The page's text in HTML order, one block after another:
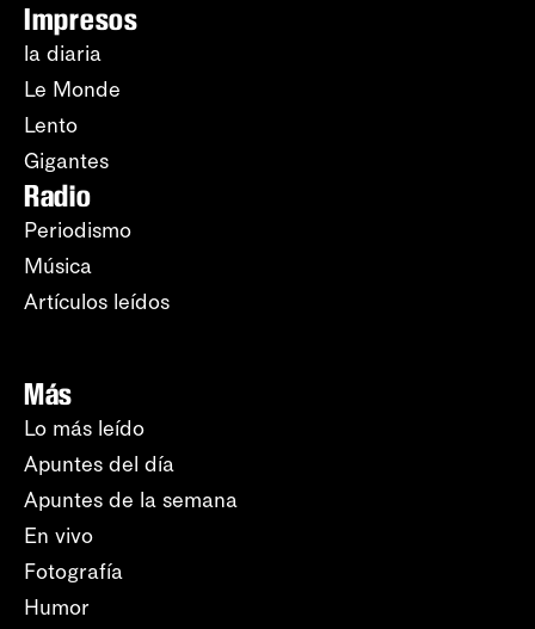
Impresos
la diaria
Le Monde
Lento
Gigantes
Radio
Periodismo
Música
Artículos leídos
Más
Lo más leído
Apuntes del día
Apuntes de la semana
En vivo
Fotografía
Humor